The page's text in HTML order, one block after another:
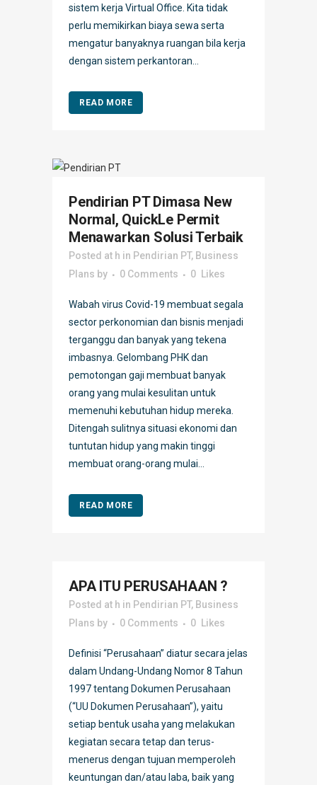
sistem kerja Virtual Office. Kita tidak
perlu memikirkan biaya sewa serta
mengatur banyaknya ruangan bila kerja
dengan sistem perkantoran...
READ MORE
Pendirian PT Dimasa New
Normal, QuickLe Permit
Menawarkan Solusi Terbaik
Posted at h in Pendirian PT, Business
Plans by 0 Comments 0 Likes
Wabah virus Covid-19 membuat segala
sector perkonomian dan bisnis menjadi
terganggu dan banyak yang tekena
imbasnya. Gelombang PHK dan
pemotongan gaji membuat banyak
orang yang mulai kesulitan untuk
memenuhi kebutuhan hidup mereka.
Ditengah sulitnya situasi ekonomi dan
tuntutan hidup yang makin tinggi
membuat orang-orang mulai...
READ MORE
APA ITU PERUSAHAAN ?
Posted at h in Pendirian PT, Business
Plans by 0 Comments 0 Likes
Definisi “Perusahaan” diatur secara jelas
dalam Undang-Undang Nomor 8 Tahun
1997 tentang Dokumen Perusahaan
(“UU Dokumen Perusahaan”), yaitu
setiap bentuk usaha yang melakukan
kegiatan secara tetap dan terus-
menerus dengan tujuan memperoleh
keuntungan dan/atau laba, baik yang